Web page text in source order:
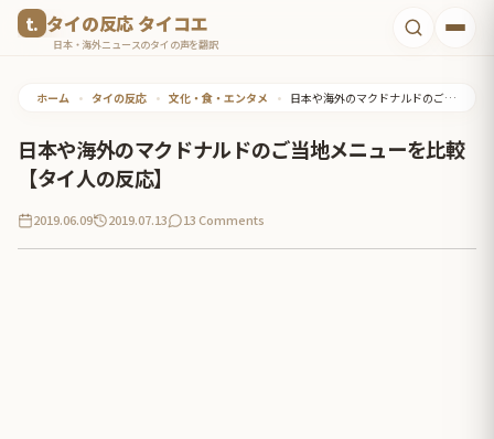
タイの反応 タイコエ
日本・海外ニュースのタイの声を翻訳
ホーム • タイの反応 • 文化・食・エンタメ • 日本や海外のマクドナルドのご当地メニューを比較【タイ人の反応】
日本や海外のマクドナルドのご当地メニューを比較
【タイ人の反応】
2019.06.09 2019.07.13 13 Comments